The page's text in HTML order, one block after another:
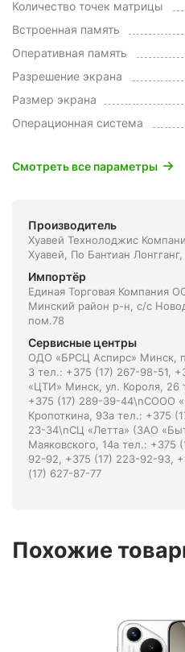
Количество точек матрицы
Встроенная память
Оперативная память
Разрешение экрана
Размер экрана
Операционная система
Смотреть все параметры
Производитель
Хуавей Технолоджис
Хуавей, По Бантиан
Импортёр
Единая Торговая Компания
Минский район р-н, с/с
пом.78
Сервисные центры
ОДО «БРСЦ Аспирс» Минск,
3 тел.: +375 (17) 267-98-51,
«ЦТИ» Минск, ул. Короля, 26
+375 (17) 289-39-44\nСООО
Кропоткина, 93а тел.: +375
23-34\nСЦ «Летта» (ЗАО
Маяковского, 14а тел.: +375
92-92, +375 (17) 223-92-93,
(17) 627-87-77
Похожие